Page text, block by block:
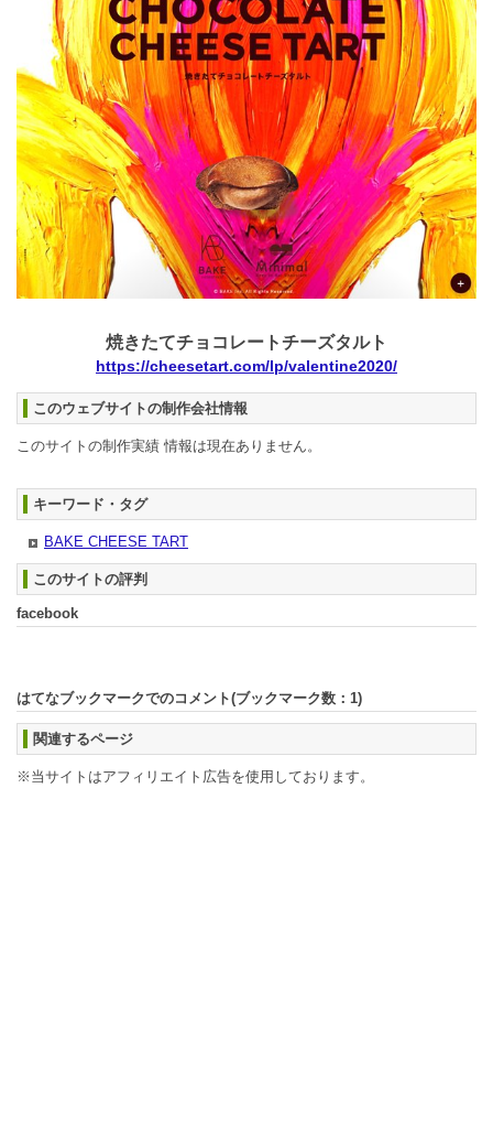
焼きたてチョコレートチーズタルト
https://cheesetart.com/lp/valentine2020/
このウェブサイトの制作会社情報
このサイトの制作実績 情報は現在ありません。
キーワード・タグ
BAKE CHEESE TART
このサイトの評判
facebook
はてなブックマークでのコメント(ブックマーク数： 1)
関連するページ
※当サイトはアフィリエイト広告を使用しております。